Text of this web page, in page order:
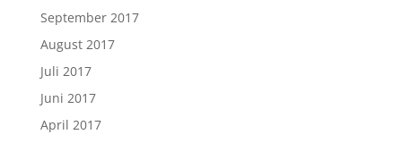
September 2017
August 2017
Juli 2017
Juni 2017
April 2017